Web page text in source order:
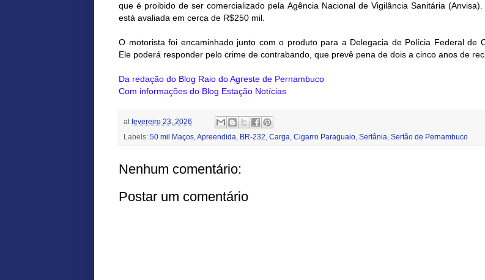
que é proibido de ser comercializado pela Agência Nacional de Vigilância Sanitária (Anvisa).
está avaliada em cerca de R$250 mil.
O motorista foi encaminhado junto com o produto para a Delegacia de Polícia Federal de
Ele poderá responder pelo crime de contrabando, que prevê pena de dois a cinco anos de
Da redação do Blog Raio do Agreste de Pernambuco
Com informações do Blog Estação Notícias
at fevereiro 23, 2026
Labels: 50 mil Maços Apreendida BR-232 Carga Cigarro Paraguaio Sertânia Sertão de Pernambuco
Nenhum comentário:
Postar um comentário